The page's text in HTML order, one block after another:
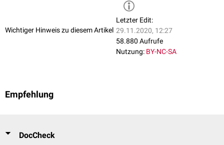
Ruffini-Körperchen ,Vater-Pacini-Körperchen
Thermosensoren(noch nicht eindeutig geklärt)
Nozizeptoren
Der subpapilläre Gefäßplexus des Stratum reticulare speist die
Wichtiger Hinweis zu diesem Artikel
Letzter Edit:
29.11.2020, 12:27
58.880 Aufrufe
Nutzung: BY-NC-SA
Empfehlung
DocCheck